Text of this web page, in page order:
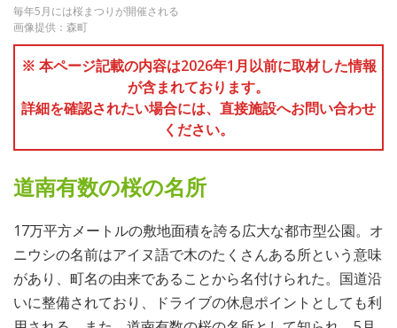
毎年5月には桜まつりが開催される
画像提供：森町
※ 本ページ記載の内容は2026年1月以前に取材した情報
が含まれております。
詳細を確認されたい場合には、直接施設へお問い合わせ
ください。
道南有数の桜の名所
17万平方メートルの敷地面積を誇る広大な都市型公園。オ
ニウシの名前はアイヌ語で木のたくさんある所という意味
があり、町名の由来であることから名付けられた。国道沿
いに整備されており、ドライブの休息ポイントとしても利